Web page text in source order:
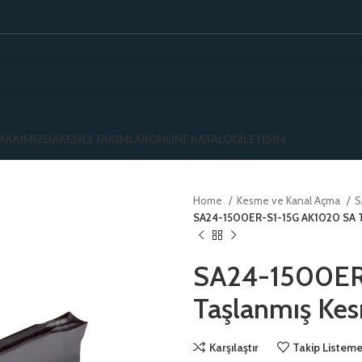
KESICI TAKIMLARONLINE KATALOGİLETIŞIM
Home Kesme ve Kanal Açma
SA24-1500ER-S1-15G AK1020 SA
SA24-
Taşlanmış
Karşılaştır Takip